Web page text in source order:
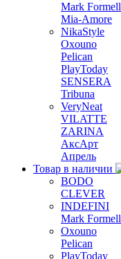
Mark
Mia-Amore
NikaStyle
Oxouno
Pelican
PlayToday
SENSERA
Tribuna
VeryNeat
VILATTE
ZARINA
АксАрт
Апрель
Товар в наличии
BODO
CLEVER
INDEFINI
Mark
Oxouno
Pelican
PlayToday